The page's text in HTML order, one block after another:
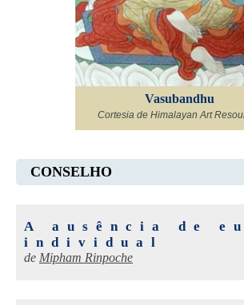
Vasubandhu
Cortesia de Himalayan Art
CONSELHO
A ausência de eu
individual
de Mipham Rinpoche